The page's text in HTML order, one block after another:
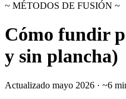
~ MÉTODOS DE FUSIÓN ~
Cómo fundir
y sin plancha)
Actualizado mayo 2026 · ~6